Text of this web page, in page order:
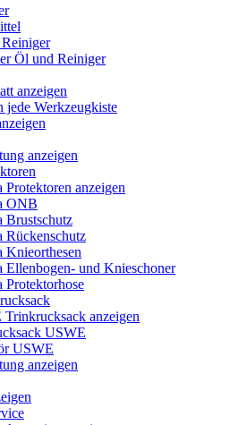
Öl und Reiniger
anzeigen
jede Werkzeugkiste
anzeigen
Protektoren anzeigen
ONB
Brustschutz
Rückenschutz
Knieorthesen
Ellenbogen- und Knieschoner
Protektorhose
anzeigen
USWE
USWE
anzeigen